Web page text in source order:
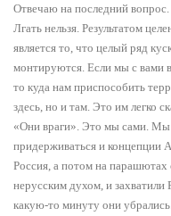
Отвечаю на последний
Лгать нельзя. Результатом
является то, что целый ряд
монтируются. Если мы с вами
то куда нам приспособить
здесь, но и там. Это им легко
«Они враги». Это мы сами. Мы
придерживаться и концепции
Россия, а потом на
нерусским духом, и
какую-то минуту они